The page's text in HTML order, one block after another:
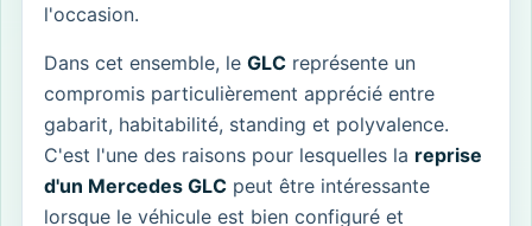
l'occasion.
Dans cet ensemble, le GLC représente un
compromis particulièrement apprécié entre
gabarit, habitabilité, standing et polyvalence.
C'est l'une des raisons pour lesquelles la reprise
d'un Mercedes GLC peut être intéressante
lorsque le véhicule est bien configuré et